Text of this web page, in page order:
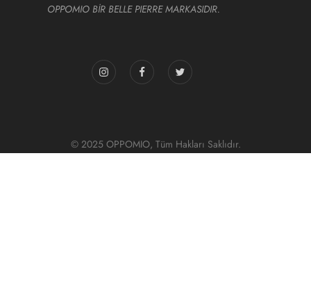
OPPOMIO BİR BELLE PIERRE MARKASIDIR.
© 2025 OPPOMIO, Tüm Hakları Saklıdır.